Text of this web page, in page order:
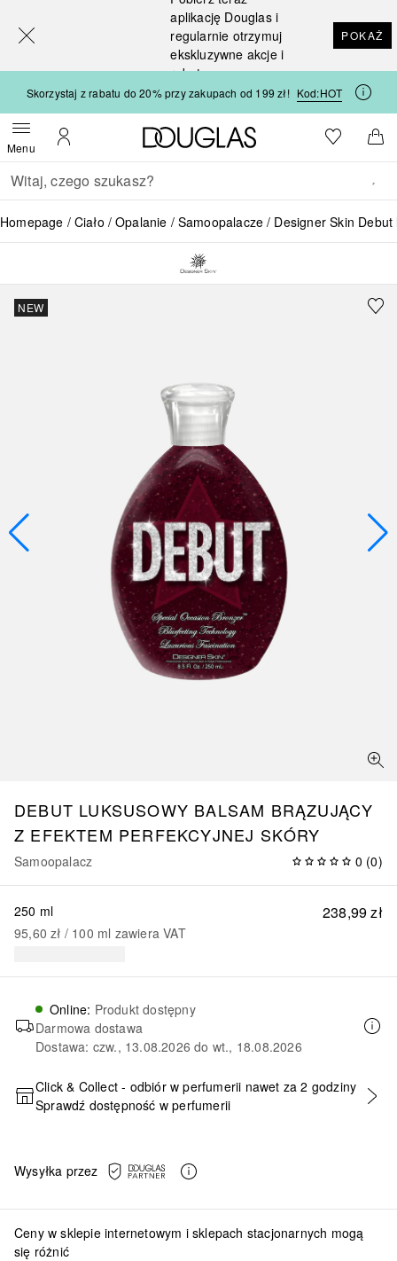
aplikację Douglas i
regularnie otrzymuj
ekskluzywne akcje i
rabaty
POKAŻ
Skorzystaj z rabatu do 20% przy zakupach od 199 zł! Kod:HOT
MenuOtwórz menuMoje konto
Strona główna Douglas
Do listyDo
Wracać
Wykonaj wyszukiwanie
Homepage Ciało Opalanie Samoopalacze Designer Skin
NEW
DEBUT LUKSUSOWY BALSAM BRĄZUJĄCY
Z EFEKTEM PERFEKCYJNEJ SKÓRY
Samoopalacz 0 (0)
238,99 zł
250 ml
95,60 zł / 100 ml zawiera VAT
Online: Produkt dostępny
Darmowa dostawa
Dostawa: czw., 13.08.2026 do wt., 18.08.2026
DODAJ DO KOSZYKA
Click & Collect - odbiór w perfumerii nawet za 2 godziny
Sprawdź dostępność w perfumerii
Wysyłka przez
Ceny w sklepie internetowym i sklepach stacjonarnych mogą
się różnić
[navigation.slideout.screenreader]